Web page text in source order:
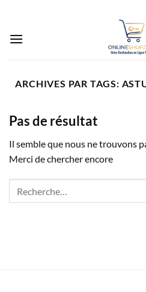
contenu
ARCHIVES PAR TAGS:
Pas de résultat
Il semble que nous ne trouvons
Merci de chercher encore